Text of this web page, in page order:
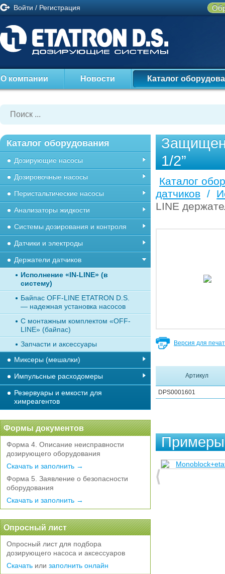
Войти / Регистрация
О компании Новости Каталог
1/2”
Каталог
датчиков /
LINE
Версия для
Артикул
DPS0001601
Примеры
Каталог оборудования
Дозирующие насосы
Дозировочные насосы
Перистальтические насосы
Анализаторы жидкости
Системы дозирования и контроля
Датчики и электроды
Держатели датчиков
Исполнение «IN-LINE» (в
систему)
Байпас OFF-LINE ETATRON D.S.
— надежная установка насосов
С монтажным комплектом «OFF-
LINE» (байпас)
Запчасти и аксессуары
Миксеры (мешалки)
Импульсные расходомеры
Резервуары и емкости для
химреагентов
Формы документов
Форма 4. Описание неисправности
дозирующего оборудования
Скачать и заполнить →
Форма 5. Заявление о безопасности
оборудования
Скачать и заполнить →
Опросный лист
Опросный лист для подбора
дозирующего насоса и аксессуаров
Скачать или заполнить онлайн